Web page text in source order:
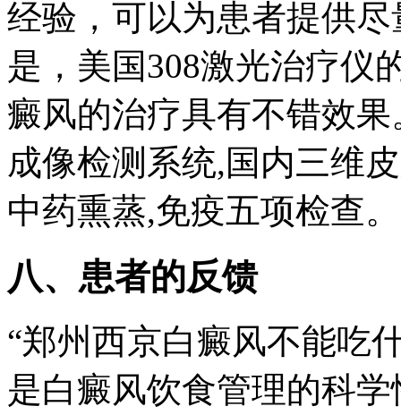
经验，可以为患者提供
是，美国308激光治疗仪
癜风的治疗具有不错效
成像检测系统,国内三维
中药熏蒸,免疫五项检查。
八、患者的反馈
“郑州西京白癜风不能吃
是白癜风饮食管理的科